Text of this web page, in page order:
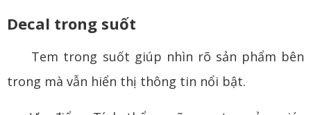
Decal trong suốt
Tem trong suốt giúp nhìn rõ sản phẩm bên
trong mà vẫn hiển thị thông tin nổi bật.